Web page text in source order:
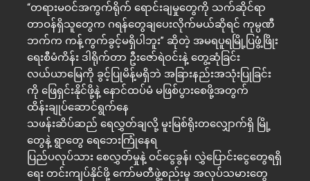
“တရားမဝင်အကွက်ရိုက် ရောင်းချမှုတွေကို သက်ဆိုင်ရာ
တာဝန်ရှိသူတွေက ဂရန်တွေချပေးလိုက်မယ်ဆိုရင် ကုမ္ပဏီ
ဘက်က ကန့်ကွက်ခွင့်မရှိပါဘူး” ဆိုတဲ့ အမရပူရမြို့ပြဖွံ့ဖြိုး
ရေးစီမံကိန်း ဒါရိုက်တာ ဦးဇော်ရဲဝင်းနဲ့ တွေ့ဆုံခြင်း
လယ်ယာမြေကို ခွင့်ပြုမိန့်မရှိဘဲ အခြားနည်းအသုံးပြုခြင်း
ကို ဖြေရှင်းနိုင်ဖို့နဲ့ နောင်ထပ်မံ မဖြစ်ပွားစေဖို့အတွက်
ထိန်းချုပ်ဆောင်ရွက်နေ
သဖန်းဆိပ်ဆည် ရေလွှတ်ချလို့ မူးမြစ်ရိုးတလျှောက်ရှိ မြို့
တွေနဲ့ ရွာတွေ ရေဘေးကြုံနေရ
ပြည်ပလုပ်သား စေလွှတ်မှုနဲ့ ဝင်ငွေခွန်၊ လွှဲပြောင်းငွေတွေရရှိ
ရေး တင်းကျပ်နိုင်ဖို့ ကော်မတီဖွဲ့စည်းမှု အလုပ်သမားတွေ